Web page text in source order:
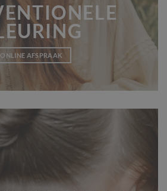
ONLINE AFSPRAAK